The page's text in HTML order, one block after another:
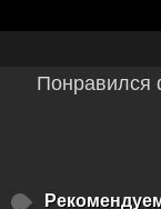
Понравился